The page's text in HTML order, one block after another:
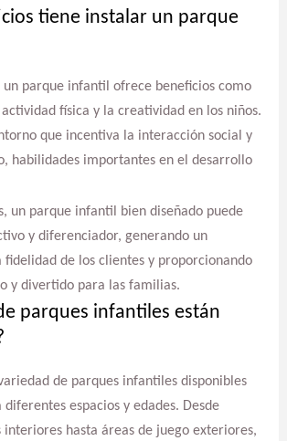
tiene instalar un parque
un parque infantil ofrece beneficios como
física y la creatividad en los niños.
que incentiva la interacción social y
habilidades importantes en el desarrollo
un parque infantil bien diseñado puede
y diferenciador, generando un
fidelidad de los clientes y proporcionando
y divertido para las familias.
parques infantiles están
de parques infantiles disponibles
diferentes espacios y edades. Desde
interiores hasta áreas de juego exteriores,